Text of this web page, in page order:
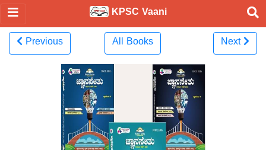
KPSC Vaani
Previous All Books Next